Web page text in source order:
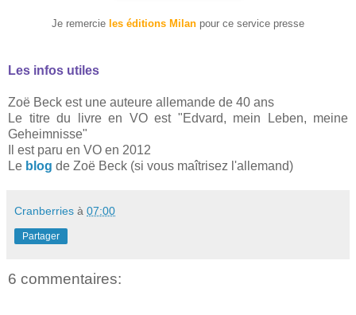
Je remercie les éditions Milan pour ce service presse
Les infos utiles
Zoë Beck est une auteure allemande de 40 ans
Le titre du livre en VO est "Edvard, mein Leben, meine
Geheimnisse"
Il est paru en VO en 2012
Le blog de Zoë Beck (si vous maîtrisez l'allemand)
Cranberries à 07:00
Partager
6 commentaires: